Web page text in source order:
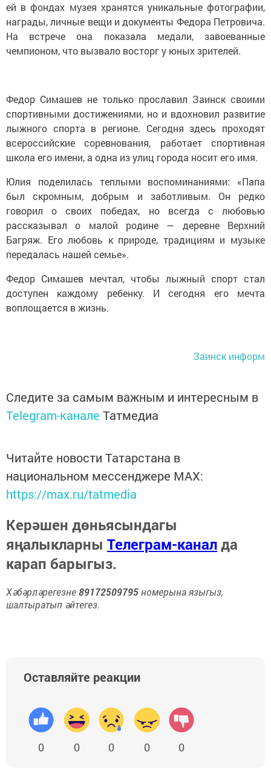
ей в фондах музея хранятся уникальные фотографии,
награды, личные вещи и документы Федора Петровича.
На встрече она показала медали, завоеванные
чемпионом, что вызвало восторг у юных зрителей.
Федор Симашев не только прославил Заинск своими
спортивными достижениями, но и вдохновил развитие
лыжного спорта в регионе. Сегодня здесь проходят
всероссийские соревнования, работает спортивная
школа его имени, а одна из улиц города носит его имя.
Юлия поделилась теплыми воспоминаниями: «Папа
был скромным, добрым и заботливым. Он редко
говорил о своих победах, но всегда с любовью
рассказывал о малой родине — деревне Верхний
Багряж. Его любовь к природе, традициям и музыке
передалась нашей семье».
Федор Симашев мечтал, чтобы лыжный спорт стал
доступен каждому ребенку. И сегодня его мечта
воплощается в жизнь.
Заинск информ
Следите за самым важным и интересным в
Telegram-канале Татмедиа
Читайте новости Татарстана в
национальном мессенджере MАХ:
https://max.ru/tatmedia
Керәшен дөньясындагы
яңалыкларны Телеграм-каналда
карап барыгыз.
Хәбәрләрегезне89172509795номерына языгыз,
шалтыратып әйтегез.
Оставляйте реакции
0 0 0 0 0